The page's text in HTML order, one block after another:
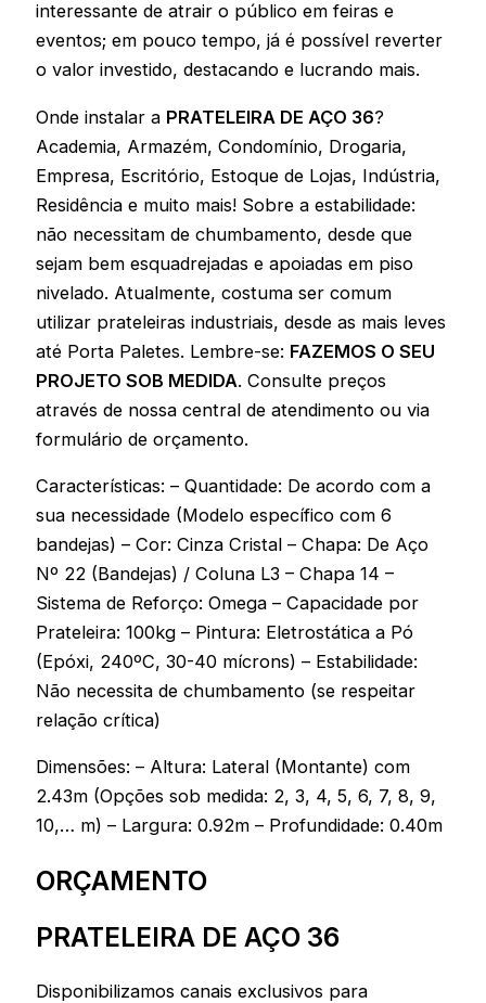
interessante de atrair o público em feiras e
eventos; em pouco tempo, já é possível reverter
o valor investido, destacando e lucrando mais.
Onde instalar a PRATELEIRA DE AÇO 36?
Academia, Armazém, Condomínio, Drogaria,
Empresa, Escritório, Estoque de Lojas, Indústria,
Residência e muito mais! Sobre a estabilidade:
não necessitam de chumbamento, desde que
sejam bem esquadrejadas e apoiadas em piso
nivelado. Atualmente, costuma ser comum
utilizar prateleiras industriais, desde as mais leves
até Porta Paletes. Lembre-se: FAZEMOS O SEU
PROJETO SOB MEDIDA. Consulte preços
através de nossa central de atendimento ou via
formulário de orçamento.
Características: – Quantidade: De acordo com a
sua necessidade (Modelo específico com 6
bandejas) – Cor: Cinza Cristal – Chapa: De Aço
Nº 22 (Bandejas) / Coluna L3 – Chapa 14 –
Sistema de Reforço: Omega – Capacidade por
Prateleira: 100kg – Pintura: Eletrostática a Pó
(Epóxi, 240ºC, 30-40 mícrons) – Estabilidade:
Não necessita de chumbamento (se respeitar
relação crítica)
Dimensões: – Altura: Lateral (Montante) com
2.43m (Opções sob medida: 2, 3, 4, 5, 6, 7, 8, 9,
10,… m) – Largura: 0.92m – Profundidade: 0.40m
ORÇAMENTO
PRATELEIRA DE AÇO 36
Disponibilizamos canais exclusivos para